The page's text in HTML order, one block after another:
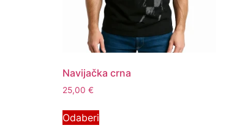
Navijačka crna
25,00 €
Odaberi